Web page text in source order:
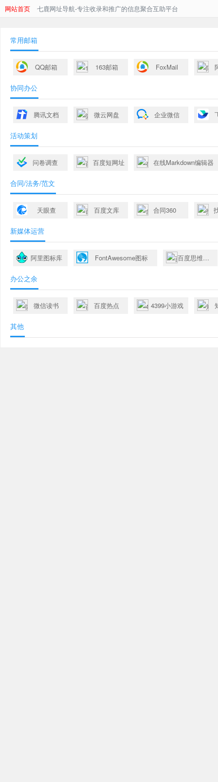
网站首页 七鹿网址导航-专注收录和推广的信息聚合互助平台
常用邮箱
QQ邮箱 163邮箱 FoxMail
协同办公
腾讯文档 微云网盘 企业微信
活动策划
问卷调查 百度短网址 在线Markdown编辑器
合同/法务/范文
天眼查 百度文库 合同360
新媒体运营
阿里图标库 FontAwesome图标 百度思维脑图
办公之余
微信读书 百度热点 4399小游戏
其他